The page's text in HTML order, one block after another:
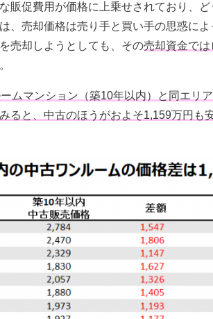
販促費用が価格に上乗せされており、
、売却価格は売り手と買い手の思惑に
売却しようとしても、その売却資金で
ムマンション（築10年以内）と同エリ
ると、中古のほうがおよそ1,159万円も